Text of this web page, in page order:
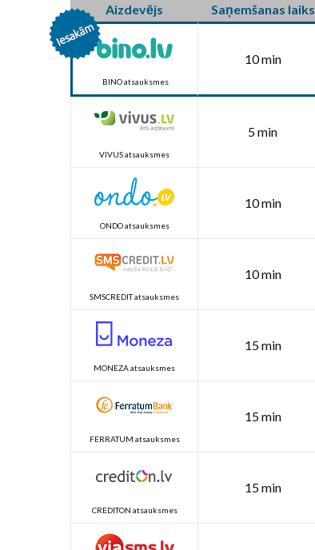
Aizdevējs Saņemšanas laiks
BINO atsauksmes
10 min
VIVUS atsauksmes
5 min
ONDO atsauksmes
10 min
SMSCREDIT atsauksmes
10 min
MONEZA atsauksmes
15 min
FERRATUM atsauksmes
15 min
CREDITON atsauksmes
15 min